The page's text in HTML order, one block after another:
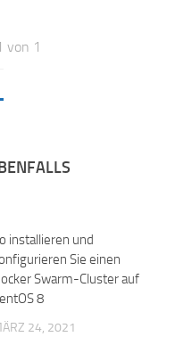
von 1
installieren und
Sie einen
Swarm-Cluster auf
8
24, 2021